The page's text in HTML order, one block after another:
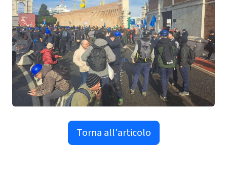
Torna all'articolo